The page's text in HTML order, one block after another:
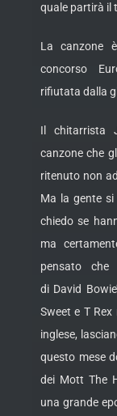
quale partirà il
La canzone
concorso
rifiutata dalla
Il chitarrista
canzone che
ritenuto non
Ma la gente
chiedo se
ma
pensato che
di David
Sweet e T
inglese,
questo mese
dei Mott The
una grande